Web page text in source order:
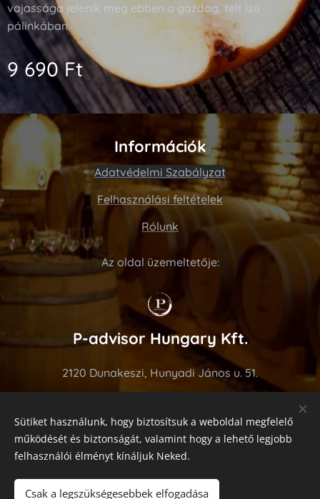
vajassága jelenik meg ebben a gazdag, telt ízű
pálinkában.
9 690Ft
Információk
Adatvédelmi Szabályzat
Felhasználási feltételek
Rólunk
Az oldal üzemeltetője:
P-advisor Hungary Kft.
2120 Dunakeszi, Hunyadi János u. 51.
https://www.p-advisor.com
Sütik
Sütiket használunk, hogy biztosítsuk a weboldal megfelelő
működését és biztonságát, valamint hogy a lehető legjobb
felhasználói élményt kínáljuk Neked.
Csak a legszükségesebbek elfogadása